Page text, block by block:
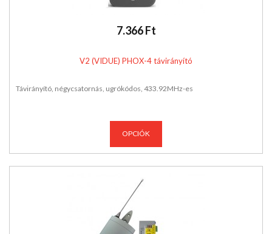
7.366 Ft
V2 (VIDUE) PHOX-4 távirányító
Távirányító, négycsatornás, ugrókódos, 433.92MHz-es
OPCIÓK